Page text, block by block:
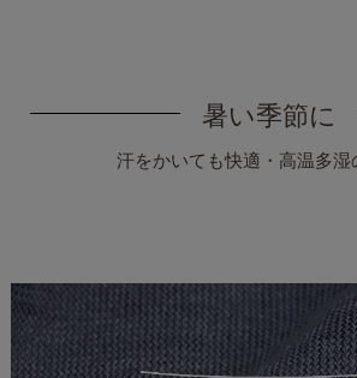
暑い季節に
汗をかいても快適・高温多湿